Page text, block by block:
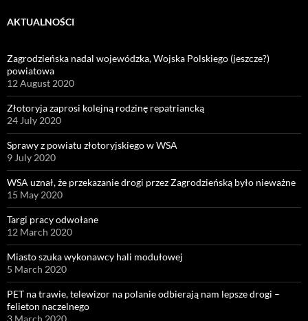
AKTUALNOŚCI
Zagrodzieńska nadal wojewódzka, Wojska Polskiego (jeszcze?)
powiatowa
12 August 2020
Złotoryja zaprosi kolejną rodzinę repatriancką
24 July 2020
Sprawy z powiatu złotoryjskiego w WSA
9 July 2020
WSA uznał, że przekazanie drogi przez Zagrodzieńską było nieważne
15 May 2020
Targi pracy odwołane
12 March 2020
Miasto szuka wykonawcy hali modułowej
5 March 2020
PET na trawie, telewizor na polanie odbierają nam lepsze drogi –
felieton naczelnego